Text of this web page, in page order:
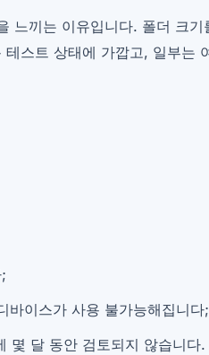
느끼는 이유입니다. 폴더 크
스트 상태에 가깝고, 일부는
이스가 사용 불가능해집니다;
몇 달 동안 검토되지 않습니다.